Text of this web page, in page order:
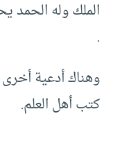
الملك وله
.‏
وهناك أدعية
كتب أهل العلم.